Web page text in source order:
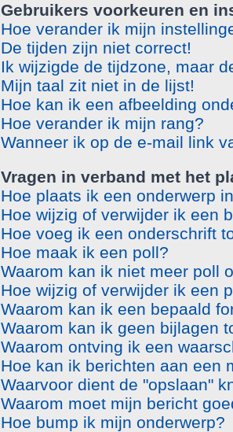
Gebruikers voorkeuren en
Hoe verander ik mijn
De tijden zijn niet correct!
Ik wijzigde de tijdzone, maar
Mijn taal zit niet in de lijst!
Hoe kan ik een afbeelding
Hoe verander ik mijn rang?
Wanneer ik op de e-mail link
Vragen in verband met het
Hoe plaats ik een onderwerp
Hoe wijzig of verwijder ik een
Hoe voeg ik een onderschrift
Hoe maak ik een poll?
Waarom kan ik niet meer poll
Hoe wijzig of verwijder ik een
Waarom kan ik een bepaald
Waarom kan ik geen bijlagen
Waarom ontving ik een
Hoe kan ik berichten aan een
Waarvoor dient de "opslaan"
Waarom moet mijn bericht
Hoe bump ik mijn onderwerp?